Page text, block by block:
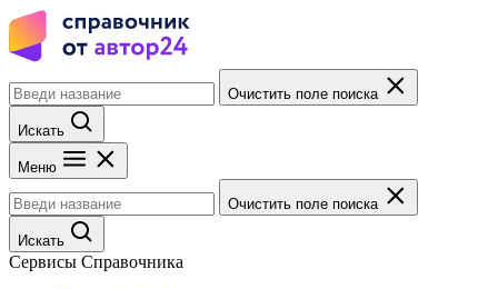
Очистить поле поиска
Искать
Меню
Очистить поле поиска
Искать
Сервисы Справочника